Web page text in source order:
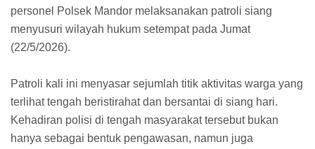
personel Polsek Mandor melaksanakan patroli siang
menyusuri wilayah hukum setempat pada Jumat
(22/5/2026).
Patroli kali ini menyasar sejumlah titik aktivitas warga yang
terlihat tengah beristirahat dan bersantai di siang hari.
Kehadiran polisi di tengah masyarakat tersebut bukan
hanya sebagai bentuk pengawasan, namun juga